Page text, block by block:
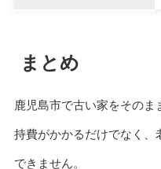
まとめ
鹿児島市で古い家をその
持費がかかるだけでなく、
できません。